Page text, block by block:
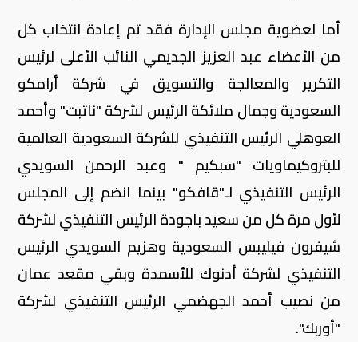
أما لعضوية مجلس الإدارة فقد تم إعادة انتخاب كل
من الأعضاء عبد العزيز الجديمي النائب الأعلى لرئيس
التكرير والمعالجة والتسويق في شركة أرامكو
السعودية وجمال ملائكة الرئيس لشركة "ناتبت" وأحمد
العوهلي الرئيس التنفيذي للشركة السعودية العالمية
للبتروكيماويات "سبكيم " وعبد الرحمن السويدي
الرئيس التنفيذي لـ"قافكو" بينما انضم إلى المجلس
لأول مرة كل من سعيد باجودة الرئيس التنفيذي لشركة
شيفرون فيليبس السعودية وهزيم السويدي الرئيس
التنفيذي لشركة أدنوك للأسمدة وبقي مقعد عمان
من نصيب أحمد الجهضمي الرئيس التنفيذي لشركة
"أوربك".